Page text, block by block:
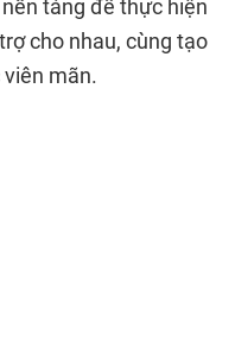
tảng để thực hiện
cho nhau, cùng tạo
mãn.